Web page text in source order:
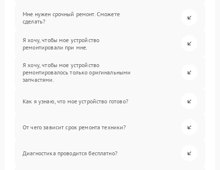
Мне нужен срочный ремонт. Сможете
сделать?
Я хочу, чтобы мое устройство
ремонтировали при мне.
Я хочу, чтобы мое устройство
ремонтировалось только оригинальными
запчастями.
Как я узнаю, что мое устройство готово?
От чего зависит срок ремонта техники?
Диагностика проводится бесплатно?